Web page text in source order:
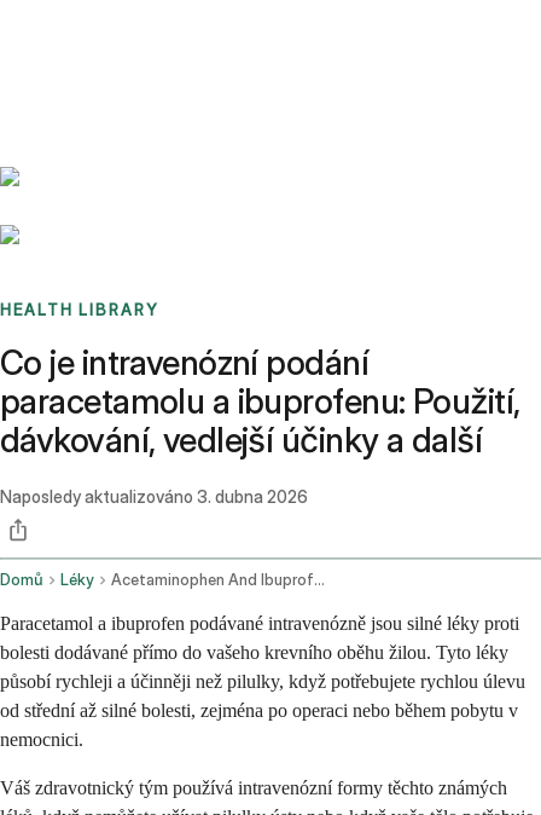
HEALTH LIBRARY
Co je intravenózní podání
paracetamolu a ibuprofenu: Použití,
dávkování, vedlejší účinky a další
Naposledy aktualizováno 3. dubna 2026
Domů Léky Acetaminophen And Ibuprofen Intravenous Route
Paracetamol a ibuprofen podávané intravenózně jsou silné léky proti
bolesti dodávané přímo do vašeho krevního oběhu žilou. Tyto léky
působí rychleji a účinněji než pilulky, když potřebujete rychlou úlevu
od střední až silné bolesti, zejména po operaci nebo během pobytu v
nemocnici.
Váš zdravotnický tým používá intravenózní formy těchto známých